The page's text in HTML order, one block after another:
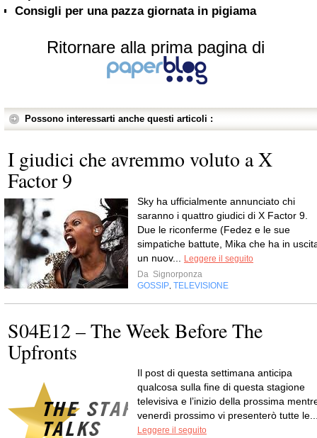
Consigli per una pazza giornata in pigiama
Ritornare alla prima pagina di
Possono interessarti anche questi articoli :
I giudici che avremmo voluto a X
Factor 9
Sky ha ufficialmente annunciato chi
saranno i quattro giudici di X Factor 9.
Due le riconferme (Fedez e le sue
simpatiche battute, Mika che ha in
un nuov...
Leggere il seguito
Da Signorponza
GOSSIP TELEVISIONE
S04E12 – The Week Before The
Upfronts
Il post di questa settimana anticipa
qualcosa sulla fine di questa stagione
televisiva e l’inizio della prossima
venerdì prossimo vi presenterò tutte
Leggere il seguito